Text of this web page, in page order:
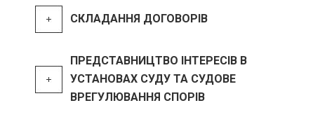
СКЛАДАННЯ ДОГОВОРІВ
ПРЕДСТАВНИЦТВО ІНТЕРЕСІВ В
УСТАНОВАХ СУДУ ТА СУДОВЕ
ВРЕГУЛЮВАННЯ СПОРІВ